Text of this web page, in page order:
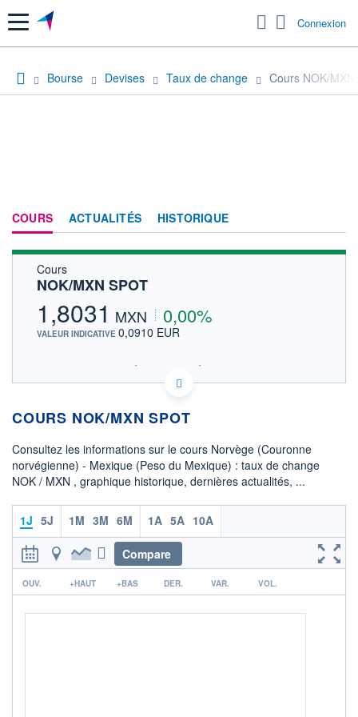
Menu Connexion
Bourse Devises Taux de change Cours NOK/MXN
COURS ACTUALITÉS HISTORIQUE
Cours
NOK/MXN SPOT
1,8031 MXN 0,00%
VALEUR INDICATIVE 0,0910 EUR
SIX - FOREX 2 DONNÉES TEMPS RÉEL
Politique d'exécution
15h29
1,800
1,805
OUVERTURE
1,8026
CLÔTURE VEILLE
1,8031 1,8026
COTATION SPÉCIFIQUE
COURS NOK/MXN SPOT
Consultez les informations sur le cours Norvège (Couronne
norvégienne) - Mexique (Peso du Mexique) : taux de change
NOK / MXN , graphique historique, dernières actualités, ...
1J 5J 1M 3M 6M 1A 5A 10A
Compare
r
OUV. +HAUT +BAS DER. VAR. VOL.